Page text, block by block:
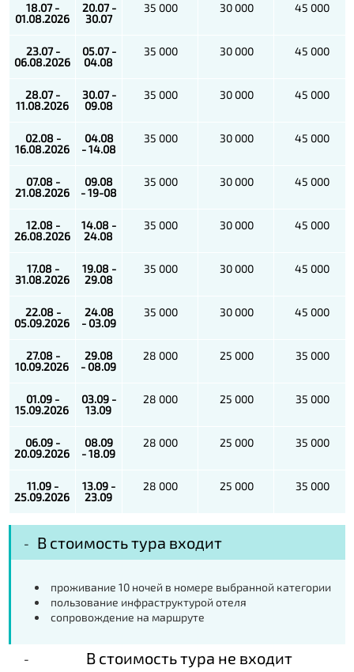
18.07 -
01.08.2026
20.07 -
30.07
35 000 30 000 45 000
23.07 -
06.08.2026
05.07 -
04.08
35 000 30 000 45 000
28.07 -
11.08.2026
30.07 -
09.08
35 000 30 000 45 000
02.08 -
16.08.2026
04.08
- 14.08
35 000 30 000 45 000
07.08 -
21.08.2026
09.08
- 19-08
35 000 30 000 45 000
12.08 -
26.08.2026
14.08 -
24.08
35 000 30 000 45 000
17.08 -
31.08.2026
19.08 -
29.08
35 000 30 000 45 000
22.08 -
05.09.2026
24.08
- 03.09
35 000 30 000 45 000
27.08 -
10.09.2026
29.08
- 08.09
28 000 25 000 35 000
01.09 -
15.09.2026
03.09 -
13.09
28 000 25 000 35 000
06.09 -
20.09.2026
08.09
- 18.09
28 000 25 000 35 000
11.09 -
25.09.2026
13.09 -
23.09
28 000 25 000 35 000
В стоимость тура входит
проживание 10 ночей в номере выбранной категории
пользование инфраструктурой отеля
сопровождение на маршруте
В стоимость тура не входит